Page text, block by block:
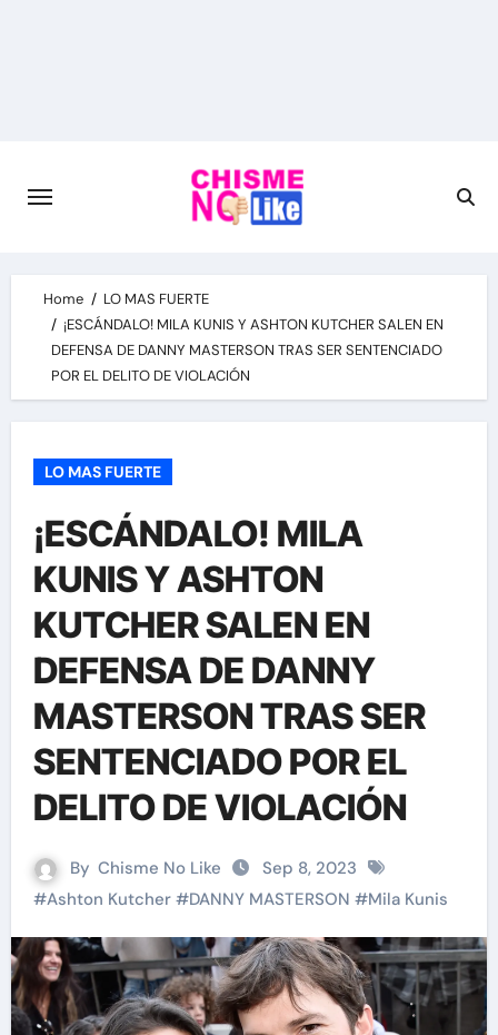
Home
LO MAS FUERTE
¡ESCÁNDALO! MILA KUNIS Y ASHTON KUTCHER SALEN EN
DEFENSA DE DANNY MASTERSON TRAS SER SENTENCIADO
POR EL DELITO DE VIOLACIÓN
LO MAS FUERTE
¡ESCÁNDALO! MILA
KUNIS Y ASHTON
KUTCHER SALEN EN
DEFENSA DE DANNY
MASTERSON TRAS SER
SENTENCIADO POR EL
DELITO DE VIOLACIÓN
By Chisme No Like
Sep 8, 2023
#Ashton Kutcher#DANNY MASTERSON #Mila Kunis